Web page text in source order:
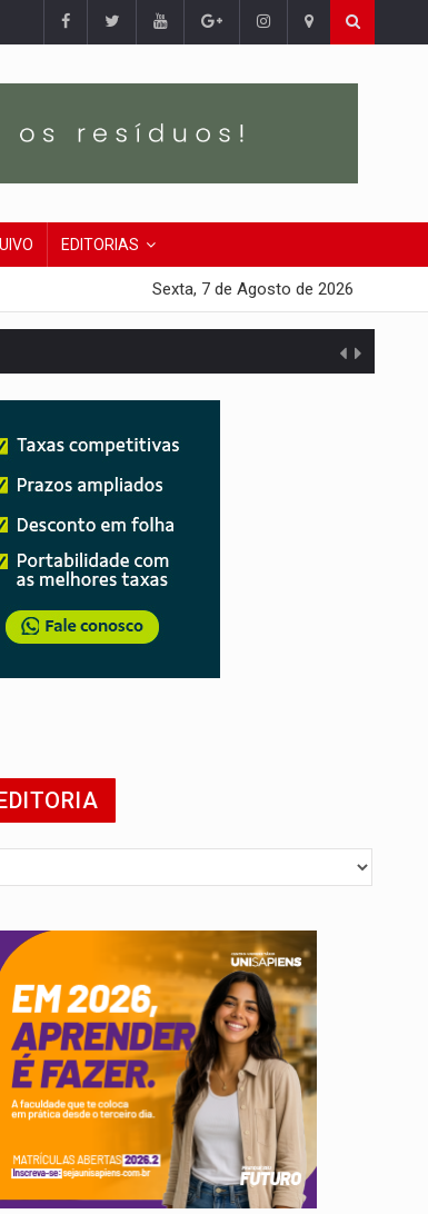
EDITORIAS
Sexta, 7 de Agosto de 2026